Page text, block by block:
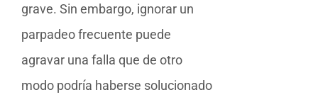
grave. Sin embargo, ignorar un
parpadeo frecuente puede
agravar una falla que de otro
modo podría haberse solucionado